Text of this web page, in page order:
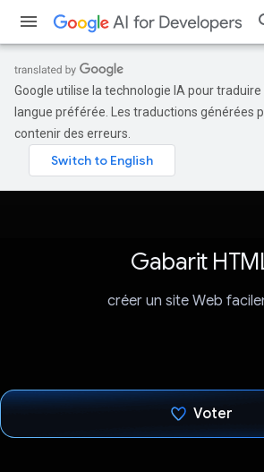
Google utilise la technologie IA pour
langue préférée. Les traductions générées
contenir des erreurs.
Gabarit
créer un site Web
Voter